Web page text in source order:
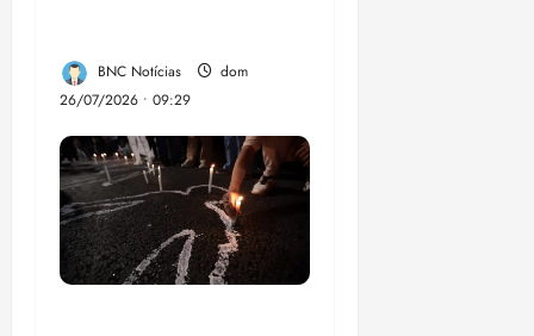
BNC Notícias
dom
26/07/2026 • 09:29